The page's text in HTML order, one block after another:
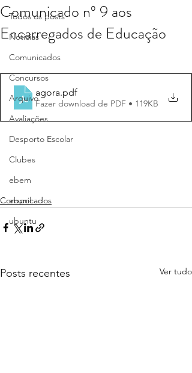
Todos os posts
Noticias
Comunicados
Concursos
Arquivo
Avaliações
Desporto Escolar
Clubes
ebem
ebpol
ubuntu
Comunicado nº 9 aos
Encarregados de Educação
agora.pdf
Fazer download de PDF • 119KB
Comunicados
Posts recentes Ver tudo